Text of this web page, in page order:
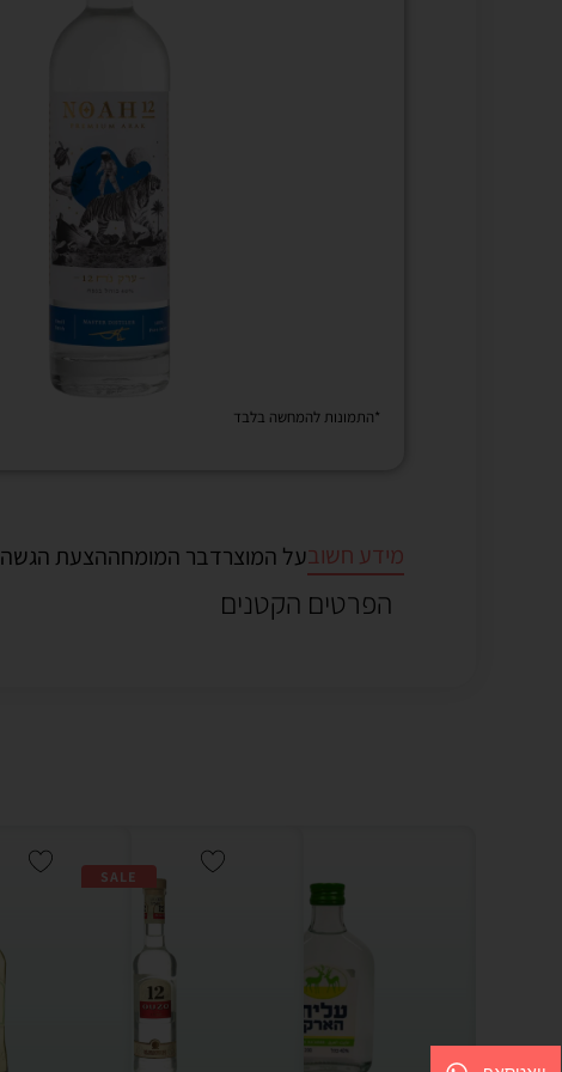
*התמונות להמחשה בלבד
מידע חשובעל המוצרדבר המומחההצעת הגשה
הפרטים הקטנים
SALE